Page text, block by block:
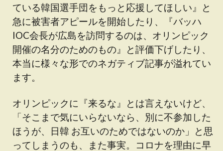
ている韓国選手団をもっと応援してほしい』と
急に被害者アピールを開始したり、『バッハ
IOC会長が広島を訪問するのは、オリンピック
開催の名分のためのもの』と評価下げしたり、
本当に様々な形でのネガティブ記事が溢れてい
ます。
オリンピックに『来るな』とは言えないけど、
「そこまで気にいらないなら、別に不参加した
ほうが、日韓 お互いのためではないのか」と思
ってしまうのも、また事実。コロナを理由に早